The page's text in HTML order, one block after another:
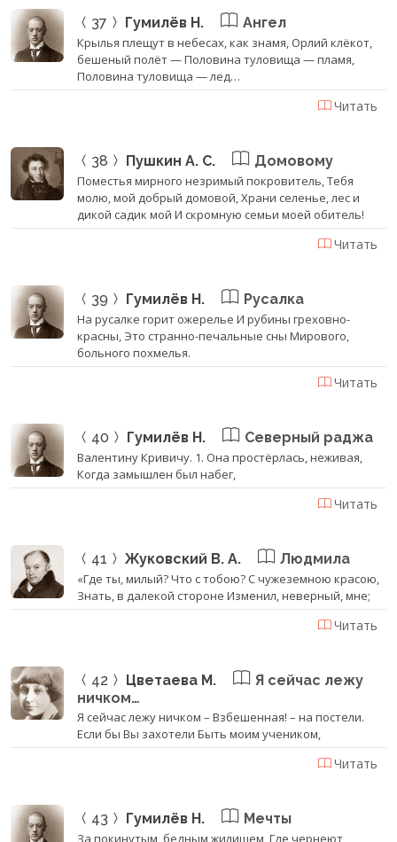
37 Гумилёв Н. Ангел
Крылья плещут в небесах, как знамя, Орлий клёкот,
бешеный полёт — Половина туловища — пламя,
Половина туловища — лед…
Читать
38 Пушкин А. С. Домовому
Поместья мирного незримый покровитель, Тебя
молю, мой добрый домовой, Храни селенье, лес и
дикой садик мой И скромную семьи моей обитель!
Читать
39 Гумилёв Н. Русалка
На русалке горит ожерелье И рубины греховно-
красны, Это странно-печальные сны Мирового,
больного похмелья.
Читать
40 Гумилёв Н. Северный раджа
Валентину Кривичу. 1. Она простёрлась, неживая,
Когда замышлен был набег,
Читать
41 Жуковский В. А. Людмила
«Где ты, милый? Что с тобою? С чужеземною красою,
Знать, в далекой стороне Изменил, неверный, мне;
Читать
42 Цветаева М.
Я сейчас лежу
ничком…
Я сейчас лежу ничком – Взбешенная! – на постели.
Если бы Вы захотели Быть моим учеником,
Читать
43 Гумилёв Н. Мечты
За покинутым, бедным жилищем, Где чернеют